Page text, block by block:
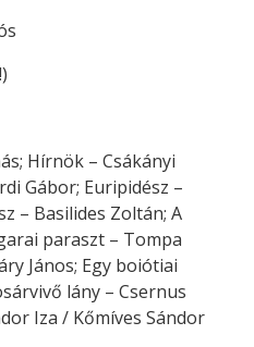
Hírnök – Csákányi
Gábor; Euripidész –
– Basilides Zoltán; A
paraszt – Tompa
János; Egy boiótiai
lány – Csernus
Iza / Kőmíves Sándor